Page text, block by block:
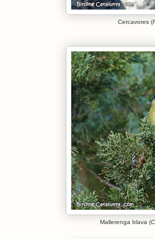
Cercavores (
Mallerenga blava (